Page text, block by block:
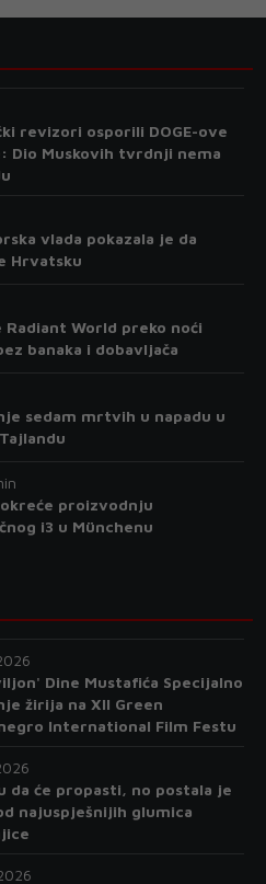
revizori osporili DOGE-ove
Dio Muskovih tvrdnji nema
vlada pokazala je da
Hrvatsku
Radiant World preko noći
banaka i dobavljača
sedam mrtvih u napadu u
proizvodnju
i3 u Münchenu
Dine Mustafića Specijalno
žirija na XII Green
International Film Festu
da će propasti, no postala je
najuspješnijih glumica